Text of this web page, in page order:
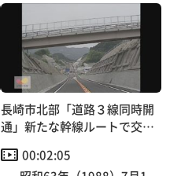
長崎市北部「道路３線同時開
通」新たな幹線ルートで交通
00:02:05